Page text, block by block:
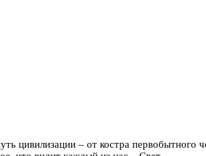
цивилизации – от костра первобытного